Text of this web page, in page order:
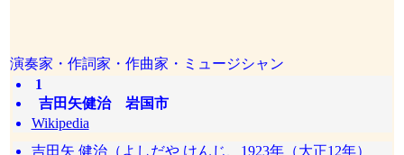
演奏家・作詞家・作曲家・ミュージシャン
1
吉田矢健治 岩国市
Wikipedia
吉田矢 健治（よしだや けんじ、1923年（大正12年）